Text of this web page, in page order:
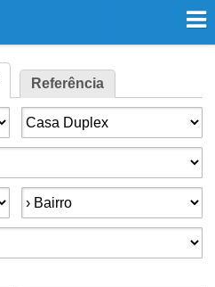
Referência
Tipo de imóvel:
Bairro: